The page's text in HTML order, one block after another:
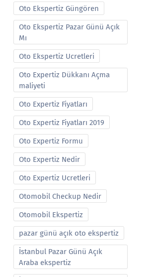
Oto Ekspertiz Güngören
Oto Ekspertiz Pazar Günü Açık
Mı
Oto Ekspertiz Ucretleri
Oto Expertiz Dükkanı Açma
maliyeti
Oto Expertiz Fiyatları
Oto Expertiz Fiyatları 2019
Oto Expertiz Formu
Oto Expertiz Nedir
Oto Expertiz Ucretleri
Otomobil Checkup Nedir
Otomobil Ekspertiz
pazar günü açık oto ekspertiz
İstanbul Pazar Günü Açık
Araba ekspertiz